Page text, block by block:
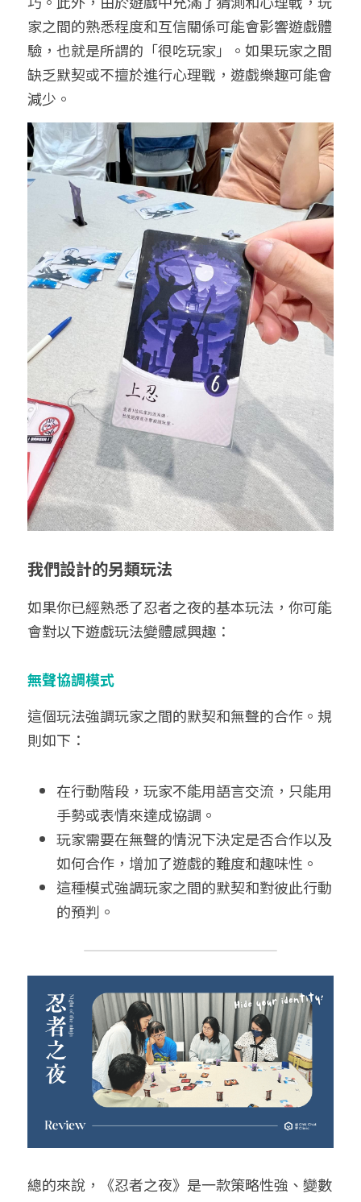
家之間的熟悉程度和互信關係可能會影響遊戲體
驗，也就是所謂的「很吃玩家」。如果玩家之間
缺乏默契或不擅於進行心理戰，遊戲樂趣可能會
減少。
我們設計的另類玩法
如果你已經熟悉了忍者之夜的基本玩法，你可能
會對以下遊戲玩法變體感興趣：
無聲協調模式
這個玩法強調玩家之間的默契和無聲的合作。規
則如下：
在行動階段，玩家不能用語言交流，只能用
手勢或表情來達成協調。
玩家需要在無聲的情況下決定是否合作以及
如何合作，增加了遊戲的難度和趣味性。
這種模式強調玩家之間的默契和對彼此行動
的預判。
總的來說，《忍者之夜》是一款策略性強、變數